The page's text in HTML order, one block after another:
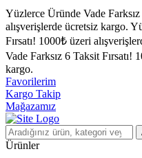
Yüzlerce Üründe Vade Farksız
alışverişlerde ücretsiz kargo.
Fırsatı! 1000₺ üzeri
Vade Farksız 6 Taksit Fırsatı!
kargo.
Favorilerim
Kargo Takip
Mağazamız
Ürünler